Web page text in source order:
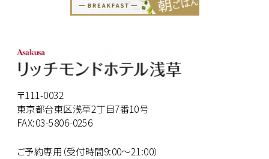
〒111-0032
東京都台東区浅草2丁目7番10号
FAX:03-5806-0256
ご予約専用（受付時間9:00～21:00）